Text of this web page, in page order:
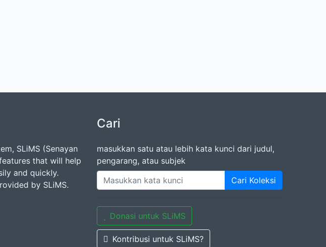
SLiMS (Senayan
that will help
and quickly.
by SLiMS.
Cari
masukkan satu atau lebih kata kunci dari judul,
pengarang, atau subjek
Cari Koleksi
Donasi untuk SLiMS
Kontribusi untuk SLiMS?